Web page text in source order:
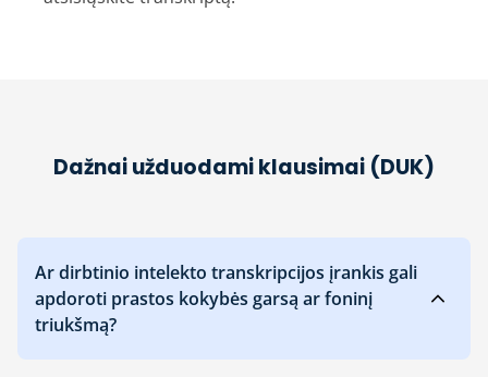
Dažnai užduodami klausimai (DUK)
Ar dirbtinio intelekto transkripcijos įrankis gali
apdoroti prastos kokybės garsą ar foninį
triukšmą?